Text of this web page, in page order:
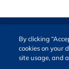
By clicking
cookies on your
site usage, and